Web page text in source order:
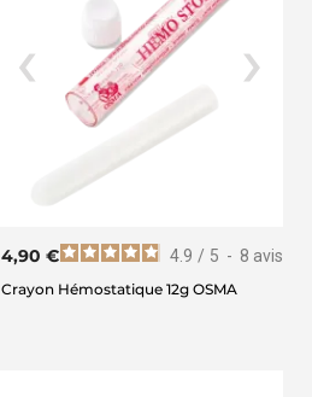
4.9 / 5 - 8 avis
4,90 €
Crayon Hémostatique 12g OSMA